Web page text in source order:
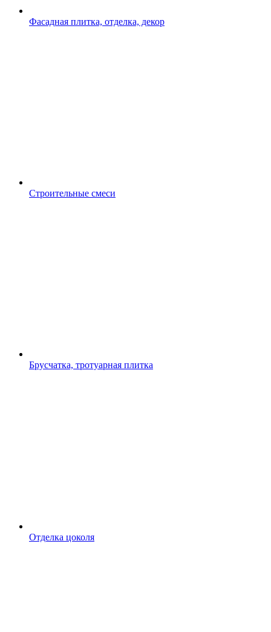
Фасадная плитка, отделка, декор
Строительные смеси
Брусчатка, тротуарная плитка
Отделка цоколя